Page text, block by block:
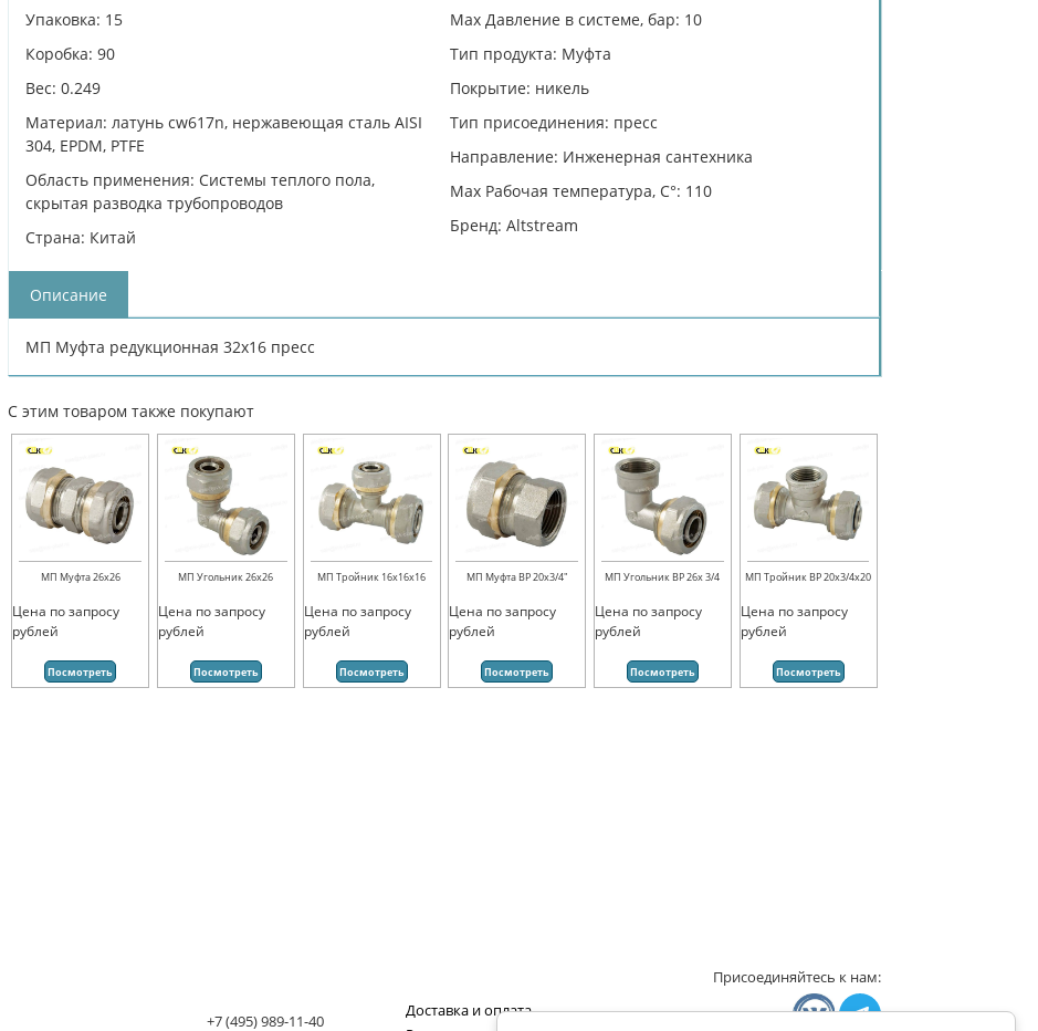
Упаковка: 15
Коробка: 90
Вес: 0.249
Материал: латунь cw617n, нержавеющая сталь AISI
304, EPDM, PTFE
Область применения: Системы теплого пола,
скрытая разводка трубопроводов
Страна: Китай
Max Давление в системе, бар: 10
Тип продукта: Муфта
Покрытие: никель
Тип присоединения: пресс
Направление: Инженерная сантехника
Max Рабочая температура, C°: 110
Бренд: Altstream
Описание
МП Муфта редукционная 32х16 пресс
С этим товаром также покупают
МП Муфта 26х26
Цена по запросу
рублей
Посмотреть
МП Угольник 26х26
Цена по запросу
рублей
Посмотреть
МП Тройник 16х16х16
Цена по запросу
рублей
Посмотреть
МП Муфта ВР 20х3/4"
Цена по запросу
рублей
Посмотреть
МП Угольник ВР 26х 3/4
Цена по запросу
рублей
Посмотреть
МП Тройник ВР 20х3/4х20
Цена по запросу
рублей
Посмотреть
+7 (495) 989-11-40
Доставка и оплата
Присоединяйтесь к нам: